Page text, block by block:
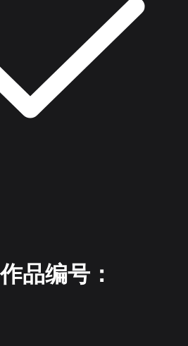
作品编号：